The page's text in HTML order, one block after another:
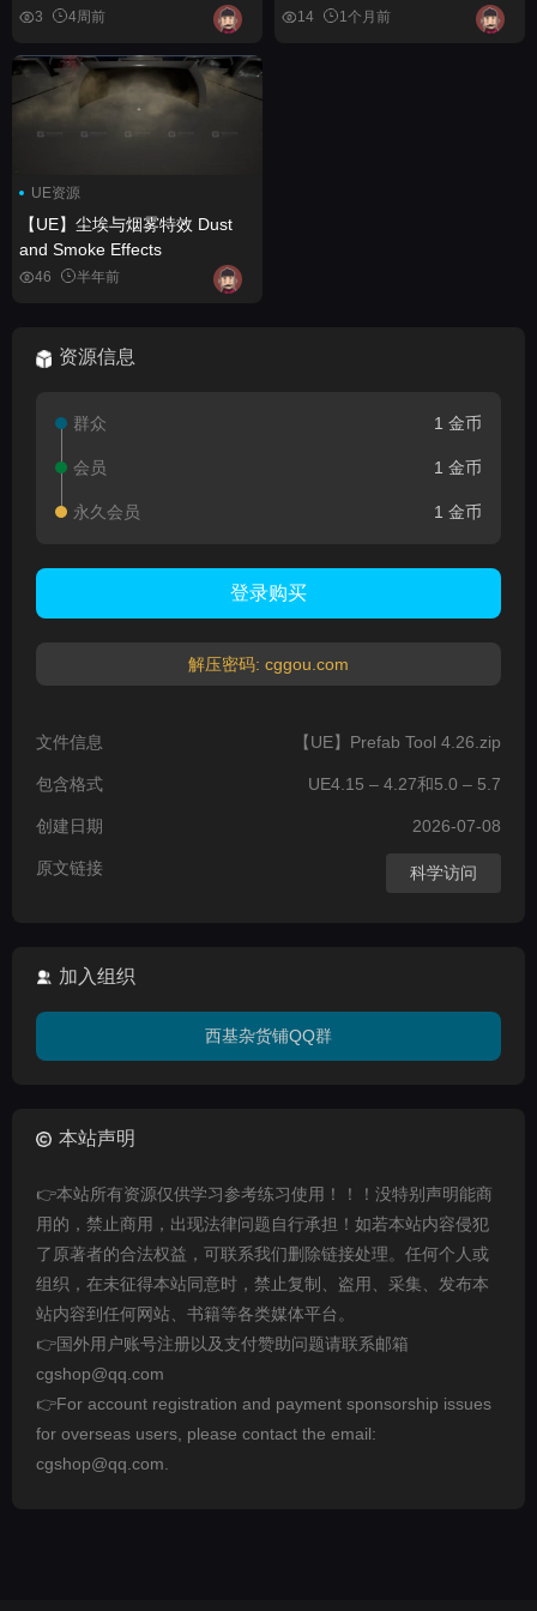
3 4周前
Interactive Foliage Plants 8 -
Foliage tool and interactive
14 1个月前
UE资源
【UE】尘埃与烟雾特效 Dust
and Smoke Effects
46 半年前
资源信息
群众 1 金币
会员 1 金币
永久会员 1 金币
登录购买
解压密码: cggou.com
文件信息 【UE】Prefab Tool 4.26.zip
包含格式 UE4.15 – 4.27和5.0 – 5.7
创建日期 2026-07-08
原文链接 科学访问
加入组织
西基杂货铺QQ群
本站声明
👉本站所有资源仅供学习参考练习使用！！！没特别声明能商
用的，禁止商用，出现法律问题自行承担！如若本站内容侵犯
了原著者的合法权益，可联系我们删除链接处理。任何个人或
组织，在未征得本站同意时，禁止复制、盗用、采集、发布本
站内容到任何网站、书籍等各类媒体平台。
👉国外用户账号注册以及支付赞助问题请联系邮箱
cgshop@qq.com
👉For account registration and payment sponsorship issues
for overseas users, please contact the email:
cgshop@qq.com.